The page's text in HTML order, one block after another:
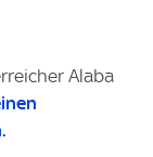
Alaba